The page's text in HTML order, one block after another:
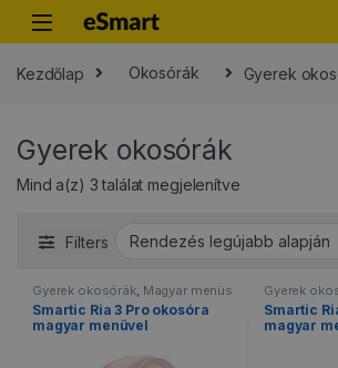
Skip to navigation
Skip to content
Kezdőlap Okosórák Gyerek
Gyerek okosórák
Mind a(z) 3 találat megjelenítveSorted by
Filters
Gyerek okosórák, Magyar menüs
okosórák ,Női okosórák
Okosórák,Vízálló okosórák
Smartic Ria 3 Pro okosóra
magyar menüvel
Gyerek
okosórák ,
Okosórák,
Smartic
magyar